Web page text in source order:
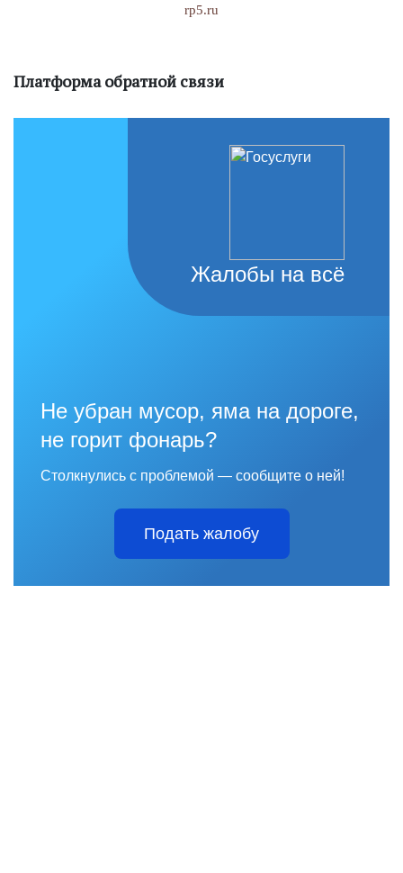
rp5.ru
Платформа обратной связи
Жалобы на всё
Не убран мусор, яма на дороге,
не горит фонарь?
Столкнулись с проблемой — сообщите о ней!
Подать жалобу